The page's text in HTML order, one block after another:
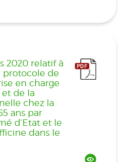
2020 relatif à
protocole de
en charge
de la
chez la
ans par
d’Etat et le
dans le